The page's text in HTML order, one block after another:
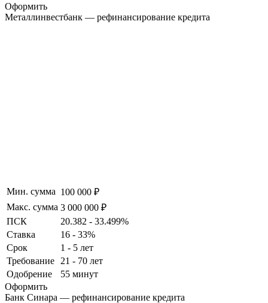
Оформить
Металлинвестбанк — рефинансирование кредита
Мин. сумма 100 000 ₽
Макс. сумма 3 000 000 ₽
ПСК
20.382 - 33.499%
Ставка
16 - 33%
Срок
1 - 5 лет
Требование
21 - 70 лет
Одобрение
55 минут
Оформить
Банк Синара — рефинансирование кредита